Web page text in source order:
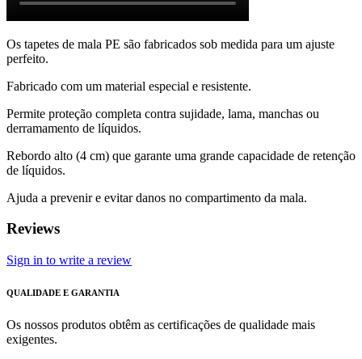
Os tapetes de mala PE são fabricados sob medida para um ajuste
perfeito.
Fabricado com um material especial e resistente.
Permite proteção completa contra sujidade, lama, manchas ou
derramamento de líquidos.
Rebordo alto (4 cm) que garante uma grande capacidade de retenção
de líquidos.
Ajuda a prevenir e evitar danos no compartimento da mala.
Reviews
Sign in to write a review
QUALIDADE E GARANTIA
Os nossos produtos obtêm as certificações de qualidade mais
exigentes.